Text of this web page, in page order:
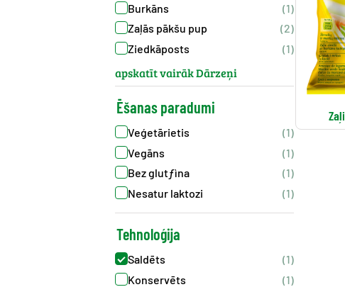
Burkāns
(1)
Zaļās pākšu pup
(2)
Ziedkāposts
(1)
apskatīt vairāk Dārzeņi
Ēšanas paradumi
Veģetārietis
(1)
Vegāns
(1)
Bez glutƒìna
(1)
Nesatur laktozi
(1)
Tehnoloģija
Saldēts
(1)
Konservēts
(1)